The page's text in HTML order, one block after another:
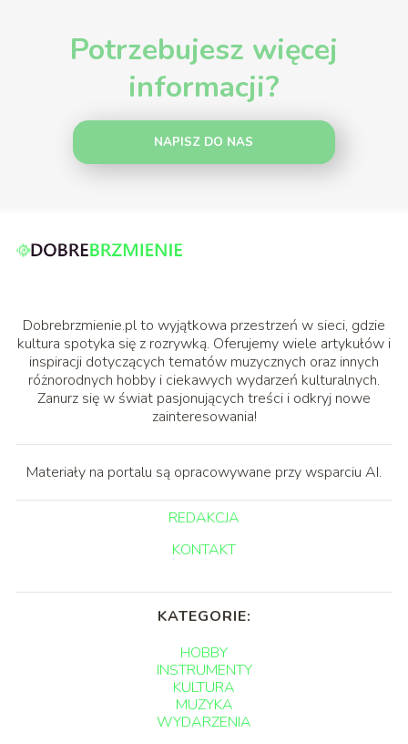
Potrzebujesz więcej
informacji?
NAPISZ DO NAS
Dobrebrzmienie.pl to wyjątkowa przestrzeń w sieci, gdzie
kultura spotyka się z rozrywką. Oferujemy wiele artykułów i
inspiracji dotyczących tematów muzycznych oraz innych
różnorodnych hobby i ciekawych wydarzeń kulturalnych.
Zanurz się w świat pasjonujących treści i odkryj nowe
zainteresowania!
Materiały na portalu są opracowywane przy wsparciu AI.
REDAKCJA
KONTAKT
KATEGORIE:
HOBBY
INSTRUMENTY
KULTURA
MUZYKA
WYDARZENIA